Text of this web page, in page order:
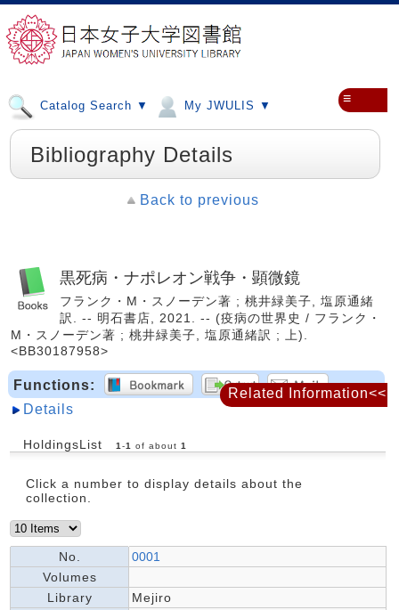
Catalog Search ▼ My JWULIS ▼ ≡
Bibliography Details
Back to previous
黒死病・ナポレオン戦争・顕微鏡
フランク・M・スノーデン著 ; 桃井緑美子, 塩原通緒
訳. -- 明石書店, 2021. -- (疫病の世界史 / フランク・
M・スノーデン著 ; 桃井緑美子, 塩原通緒訳 ; 上).
<BB30187958>
Functions:
Details
HoldingsList 1 -1 of about 1
Click a number to display details about the
collection.
No.
0001
Volumes
Library
Mejiro
Related Information<<